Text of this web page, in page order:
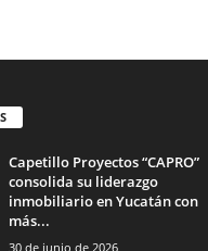
Capetillo Proyectos “CAPRO”
consolida su liderazgo
inmobiliario en Yucatán con
más...
30 de junio de 2026